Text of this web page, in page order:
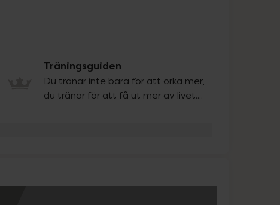
Träningsguiden
Du tränar inte bara för att orka mer,
du tränar för att få ut mer av livet....